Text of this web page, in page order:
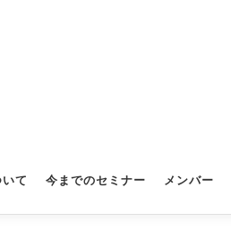
て 今までのセミナー メンバー